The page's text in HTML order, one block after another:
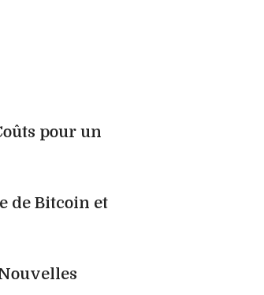
pour un
de Bitcoin et